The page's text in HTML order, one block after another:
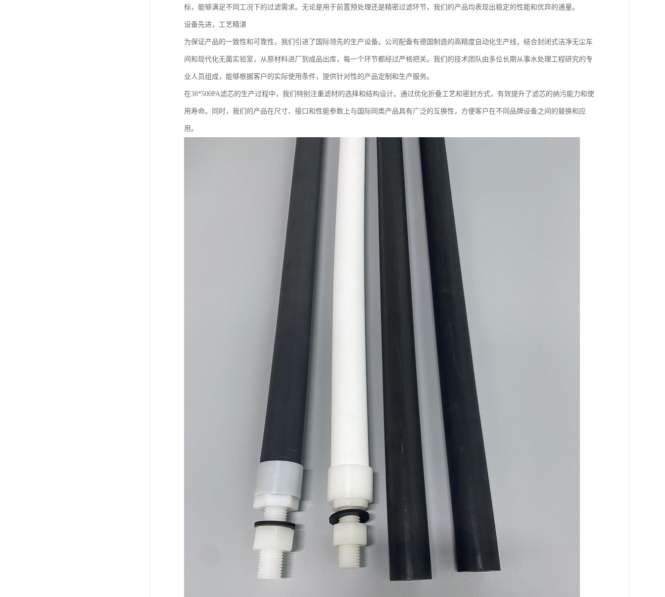
标，能够满足不同工况下的过滤需求。无论是用于前置预处理还是精密过滤环节，我们的产品均表现出稳定的性能和优异的通量。
设备先进，工艺精湛
为保证产品的一致性和可靠性，我们引进了国际领先的生产设备。公司配备有德国制造的高精度自动化生产线，结合封闭式洁净无尘车
间和现代化无菌实验室，从原材料进厂到成品出库，每一个环节都经过严格把关。我们的技术团队由多位长期从事水处理工程研究的专
业人员组成，能够根据客户的实际使用条件，提供针对性的产品定制和生产服务。
在38*500PA滤芯的生产过程中，我们特别注重滤材的选择和结构设计。通过优化折叠工艺和密封方式，有效提升了滤芯的纳污能力和使
用寿命。同时，我们的产品在尺寸、接口和性能参数上与国际同类产品具有广泛的互换性，方便客户在不同品牌设备之间的替换和应
用。